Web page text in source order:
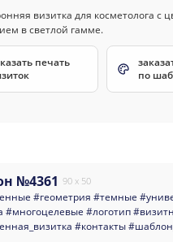
печать
по
№4361 90 x 50
#геометрия #темные
#многоцелевые #логотип
#контакты